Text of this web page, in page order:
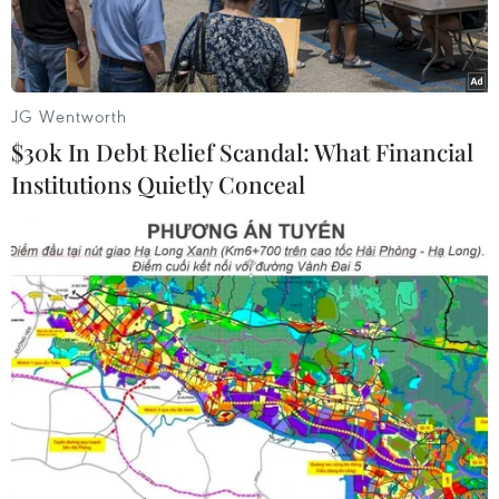
(Ảnh minh họa: An Đăng/TTXVN)
Chiều 16/1, nhận định về xu thế thời tiết dịp Tết
Nguyên đán Canh Tý 2020, Phó Giám đốc Trung
tâm Dự báo Khí tượng Thủy văn quốc gia Hoàng
Phúc Lâm cho biết, nhiệt độ trung bình tuần từ
23-27/1/2019 (tức 29 đến mùng 3 Tết Nguyên
JG Wentworth
$30k In Debt Relief Scandal: What Financial
Institutions Quietly Conceal